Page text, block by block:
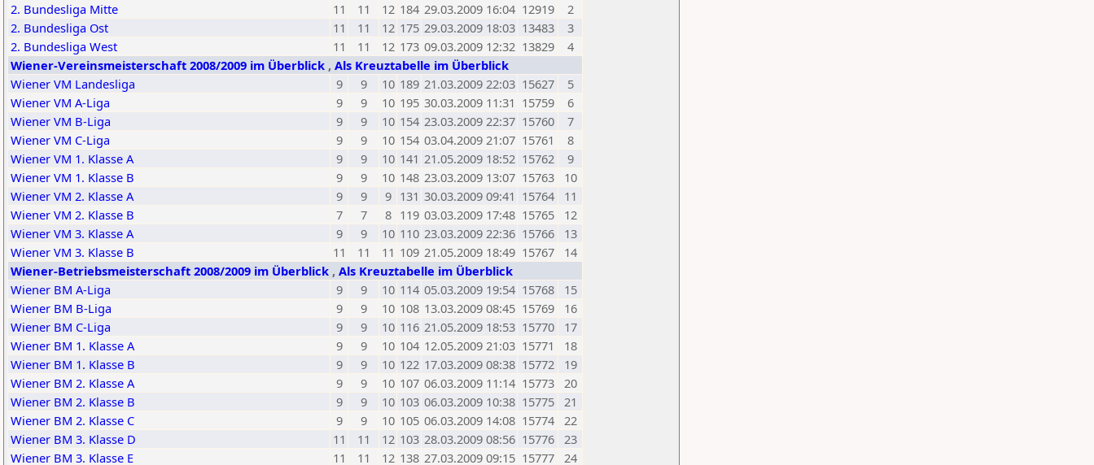
2. Bundesliga Mitte
11 11 12 184 29.03.2009 16:04 12919
2
2. Bundesliga Ost
11 11 12 175 29.03.2009 18:03 13483
3
2. Bundesliga West
11 11 12 173 09.03.2009 12:32 13829
4
Wiener-Vereinsmeisterschaft 2008/2009 im Überblick , Als Kreuztabelle im Überblick
Wiener VM Landesliga
9 9 10 189 21.03.2009 22:03 15627
5
Wiener VM A-Liga
9 9 10 195 30.03.2009 11:31 15759
6
Wiener VM B-Liga
9 9 10 154 23.03.2009 22:37 15760
7
Wiener VM C-Liga
9 9 10 154 03.04.2009 21:07 15761
8
Wiener VM 1. Klasse A
9 9 10 141 21.05.2009 18:52 15762
9
Wiener VM 1. Klasse B
9 9 10 148 23.03.2009 13:07 15763
10
Wiener VM 2. Klasse A
9 9 9 131 30.03.2009 09:41 15764
11
Wiener VM 2. Klasse B
7 7 8 119 03.03.2009 17:48 15765
12
Wiener VM 3. Klasse A
9 9 10 110 23.03.2009 22:36 15766
13
Wiener VM 3. Klasse B
11 11 11 109 21.05.2009 18:49 15767
14
Wiener-Betriebsmeisterschaft 2008/2009 im Überblick , Als Kreuztabelle im Überblick
Wiener BM A-Liga
9 9 10 114 05.03.2009 19:54 15768
15
Wiener BM B-Liga
9 9 10 108 13.03.2009 08:45 15769
16
Wiener BM C-Liga
9 9 10 116 21.05.2009 18:53 15770
17
Wiener BM 1. Klasse A
9 9 10 104 12.05.2009 21:03 15771
18
Wiener BM 1. Klasse B
9 9 10 122 17.03.2009 08:38 15772
19
Wiener BM 2. Klasse A
9 9 10 107 06.03.2009 11:14 15773 20
Wiener BM 2. Klasse B
9 9 10 103 06.03.2009 10:38 15775 21
Wiener BM 2. Klasse C
9 9 10 105 06.03.2009 14:08 15774 22
Wiener BM 3. Klasse D
11 11 12 103 28.03.2009 08:56 15776 23
Wiener BM 3. Klasse E
11 11 12 138 27.03.2009 09:15 15777 24